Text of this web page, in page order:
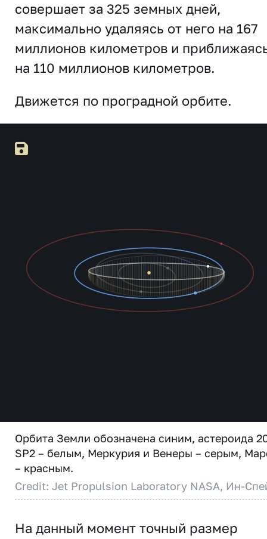
совершает за 325 земных дней,
максимально удаляясь от него на 167
миллионов километров и
на 110 миллионов километров.
Движется по проградной орбите.
Орбита Земли обозначена синим, астероида
SP2 – белым, Меркурия и Венеры – серым,
– красным.
Credit: Jet Propulsion Laboratory NASA, Ин-
На данный момент точный размер